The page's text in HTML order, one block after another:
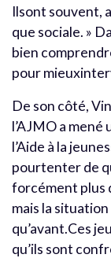
Ilsont souvent,
que sociale. »
bien
pour
De son côté,
l’AJMO a
l’Aide à la
pourtenter de
forcément plus
mais la
qu’avant.Ces
qu’ils sont